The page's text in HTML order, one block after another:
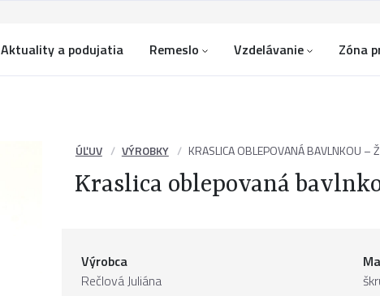
Aktuality a podujatia Remeslo Vzdelávanie Zóna
ÚĽUV VÝROBKY KRASLICA OBLEPOVANÁ BAVLNKOU –
Kraslica oblepovaná
Výrobca
Rečlová Juliána